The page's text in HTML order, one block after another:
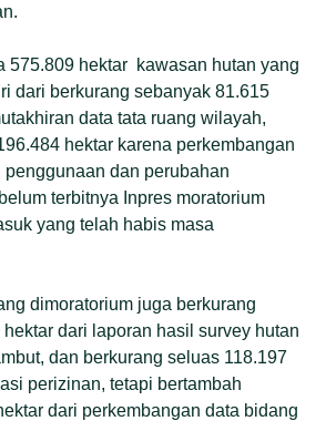
575.809 hektar kawasan hutan yang
dari berkurang sebanyak 81.615
data tata ruang wilayah,
hektar karena perkembangan
penggunaan dan perubahan
terbitnya Inpres moratorium
yang telah habis masa
dimoratorium juga berkurang
dari laporan hasil survey hutan
dan berkurang seluas 118.197
perizinan, tetapi bertambah
dari perkembangan data bidang